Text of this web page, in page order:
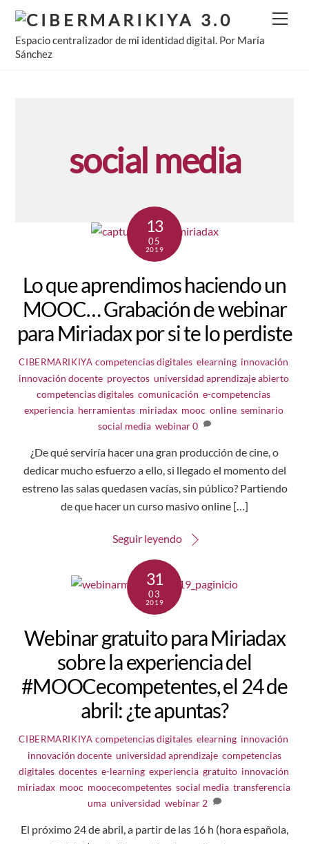
Skip
content
Espacio centralizador de mi identidad digital. Por María
Sánchez
social media
13
05
2019
Lo que aprendimos haciendo un
MOOC… Grabación de webinar
para Miriadax por si te lo perdiste
CIBERMARIKIYA competencias digitales, elearning, innovación
innovación docente, proyectos, universidad aprendizaje abierto,
competencias digitales comunicación e-competencias
experiencia, herramientas, miriadax, mooc online, seminario,
social media, webinar0
¿De qué serviría hacer una gran producción de cine, o
dedicar mucho esfuerzo a ello, si llegado el momento del
estreno las salas quedasen vacías, sin público? Partiendo
de que hacer un curso masivo online […]
Seguir leyendo
31
03
2019
Webinar gratuito para Miriadax
sobre la experiencia del
#MOOCecompetentes, el 24 de
abril: ¿te apuntas?
CIBERMARIKIYA competencias digitales, elearning, innovación
innovación docente universidad aprendizaje competencias
digitales, docentes, e-learning, experiencia, gratuito, innovación
miriadax, mooc moocecompetentes, social media, transferencia,
uma ,universidad ,webinar 2
El próximo 24 de abril, a partir de las 16 h (hora española,